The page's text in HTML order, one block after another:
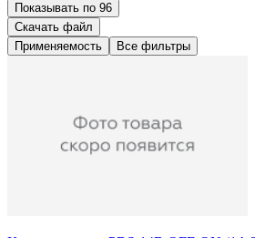
Показывать по 96
Скачать файл
Применяемость
Все фильтры